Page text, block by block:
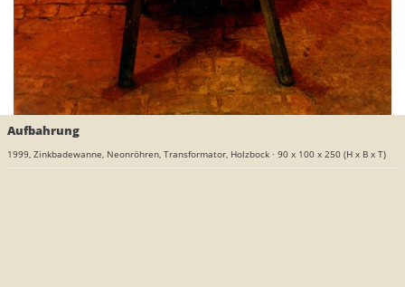
Aufbahrung
1999, Zinkbadewanne, Neonröhren, Transformator, Holzbock · 90 x 100 x 250 (H x B x T)